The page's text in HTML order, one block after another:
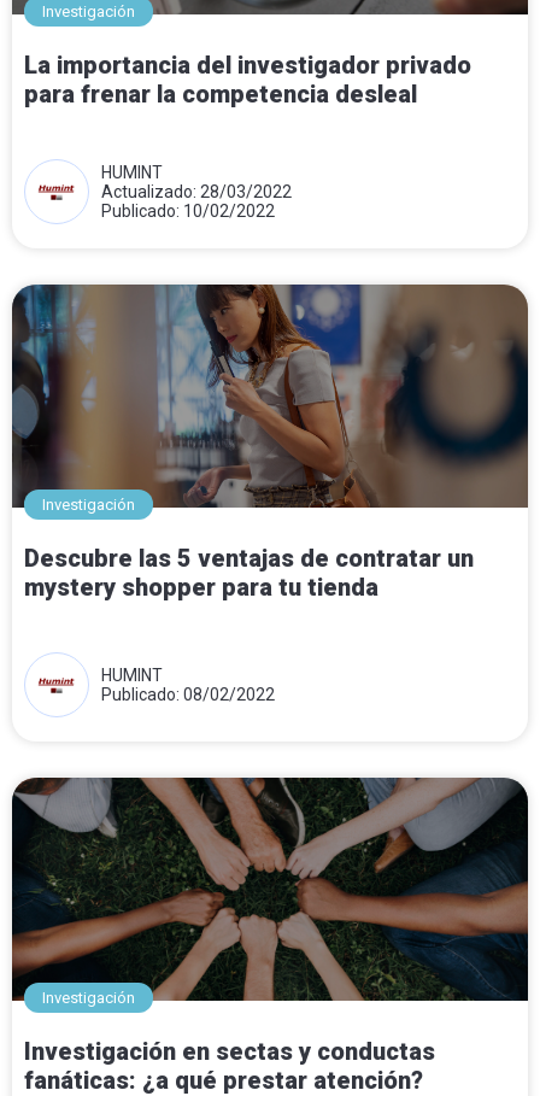
Investigación
La importancia del investigador privado
para frenar la competencia desleal
HUMINT
Actualizado: 28/03/2022
Publicado: 10/02/2022
Investigación
Descubre las 5 ventajas de contratar un
mystery shopper para tu tienda
HUMINT
Publicado: 08/02/2022
Investigación
Investigación en sectas y conductas
fanáticas: ¿a qué prestar atención?